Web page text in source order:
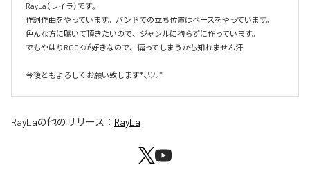
RayLa（レイラ）です。
作詞作曲をやっています。バンドでの立ち位置はベースをやっています。
色んな方に聴いて頂きたいので、ジャンルに拘らずに作っています。
でもやはりROCKが好きなので、偏ってしまうかも知れません汗
今後ともよろしくお願い致します*⸜♡⸝*
RayLaの他のリリース： RayLa